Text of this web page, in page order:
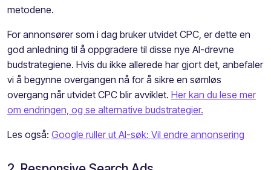
metodene.
For annonsører som i dag bruker utvidet CPC, er dette en
god anledning til å oppgradere til disse nye AI-drevne
budstrategiene. Hvis du ikke allerede har gjort det, anbefaler
vi å begynne overgangen nå for å sikre en sømløs
overgang når utvidet CPC blir avviklet. Her kan du lese mer
om endringen, og se alternative budstrategier.
Les også: Google ruller ut AI-søk: Vil endre annonsering